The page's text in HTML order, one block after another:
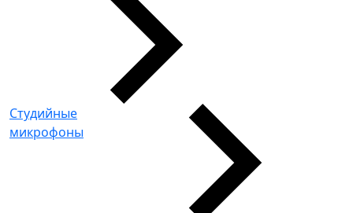
Студийные
микрофоны